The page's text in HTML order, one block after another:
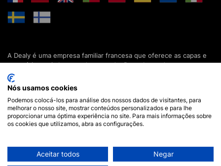
A Dealy é uma empresa familiar francesa que oferece as capas e
acessórios mais baratos do mercado. Descubra todas as nossas
colecções de capas, estojos, protecções de ecrã e acessórios
para o seu smartphone, tablet, computador ou relógio conectado.
Desde 2012, apresentamos novidades todos os dias para lhe
oferecer ainda mais opções de escolha. Mais de 600.000 clientes
em França e em todo o mundo já confiam na Dealy. Se tiver
alguma pergunta, a nossa equipa está disponível 7 dias por
• Termos e Condições Gerais de Compra
Nós usamos cookies
Podemos colocá-los para análise dos nossos dados de visitantes, para
melhorar o nosso site, mostrar conteúdos personalizados e para lhe
proporcionar uma óptima experiência no site. Para mais informações sobre
os cookies que utilizamos, abra as configurações.
Aceitar todos Negar